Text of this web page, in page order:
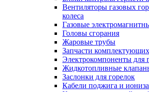
Вентиляторы газовых
колеса
Газовые
Головы сгорания
Жаровые трубы
Запчасти
Электрокомпоненты для
Жидкотопливные
Заслонки для горелок
Кабели поджига и